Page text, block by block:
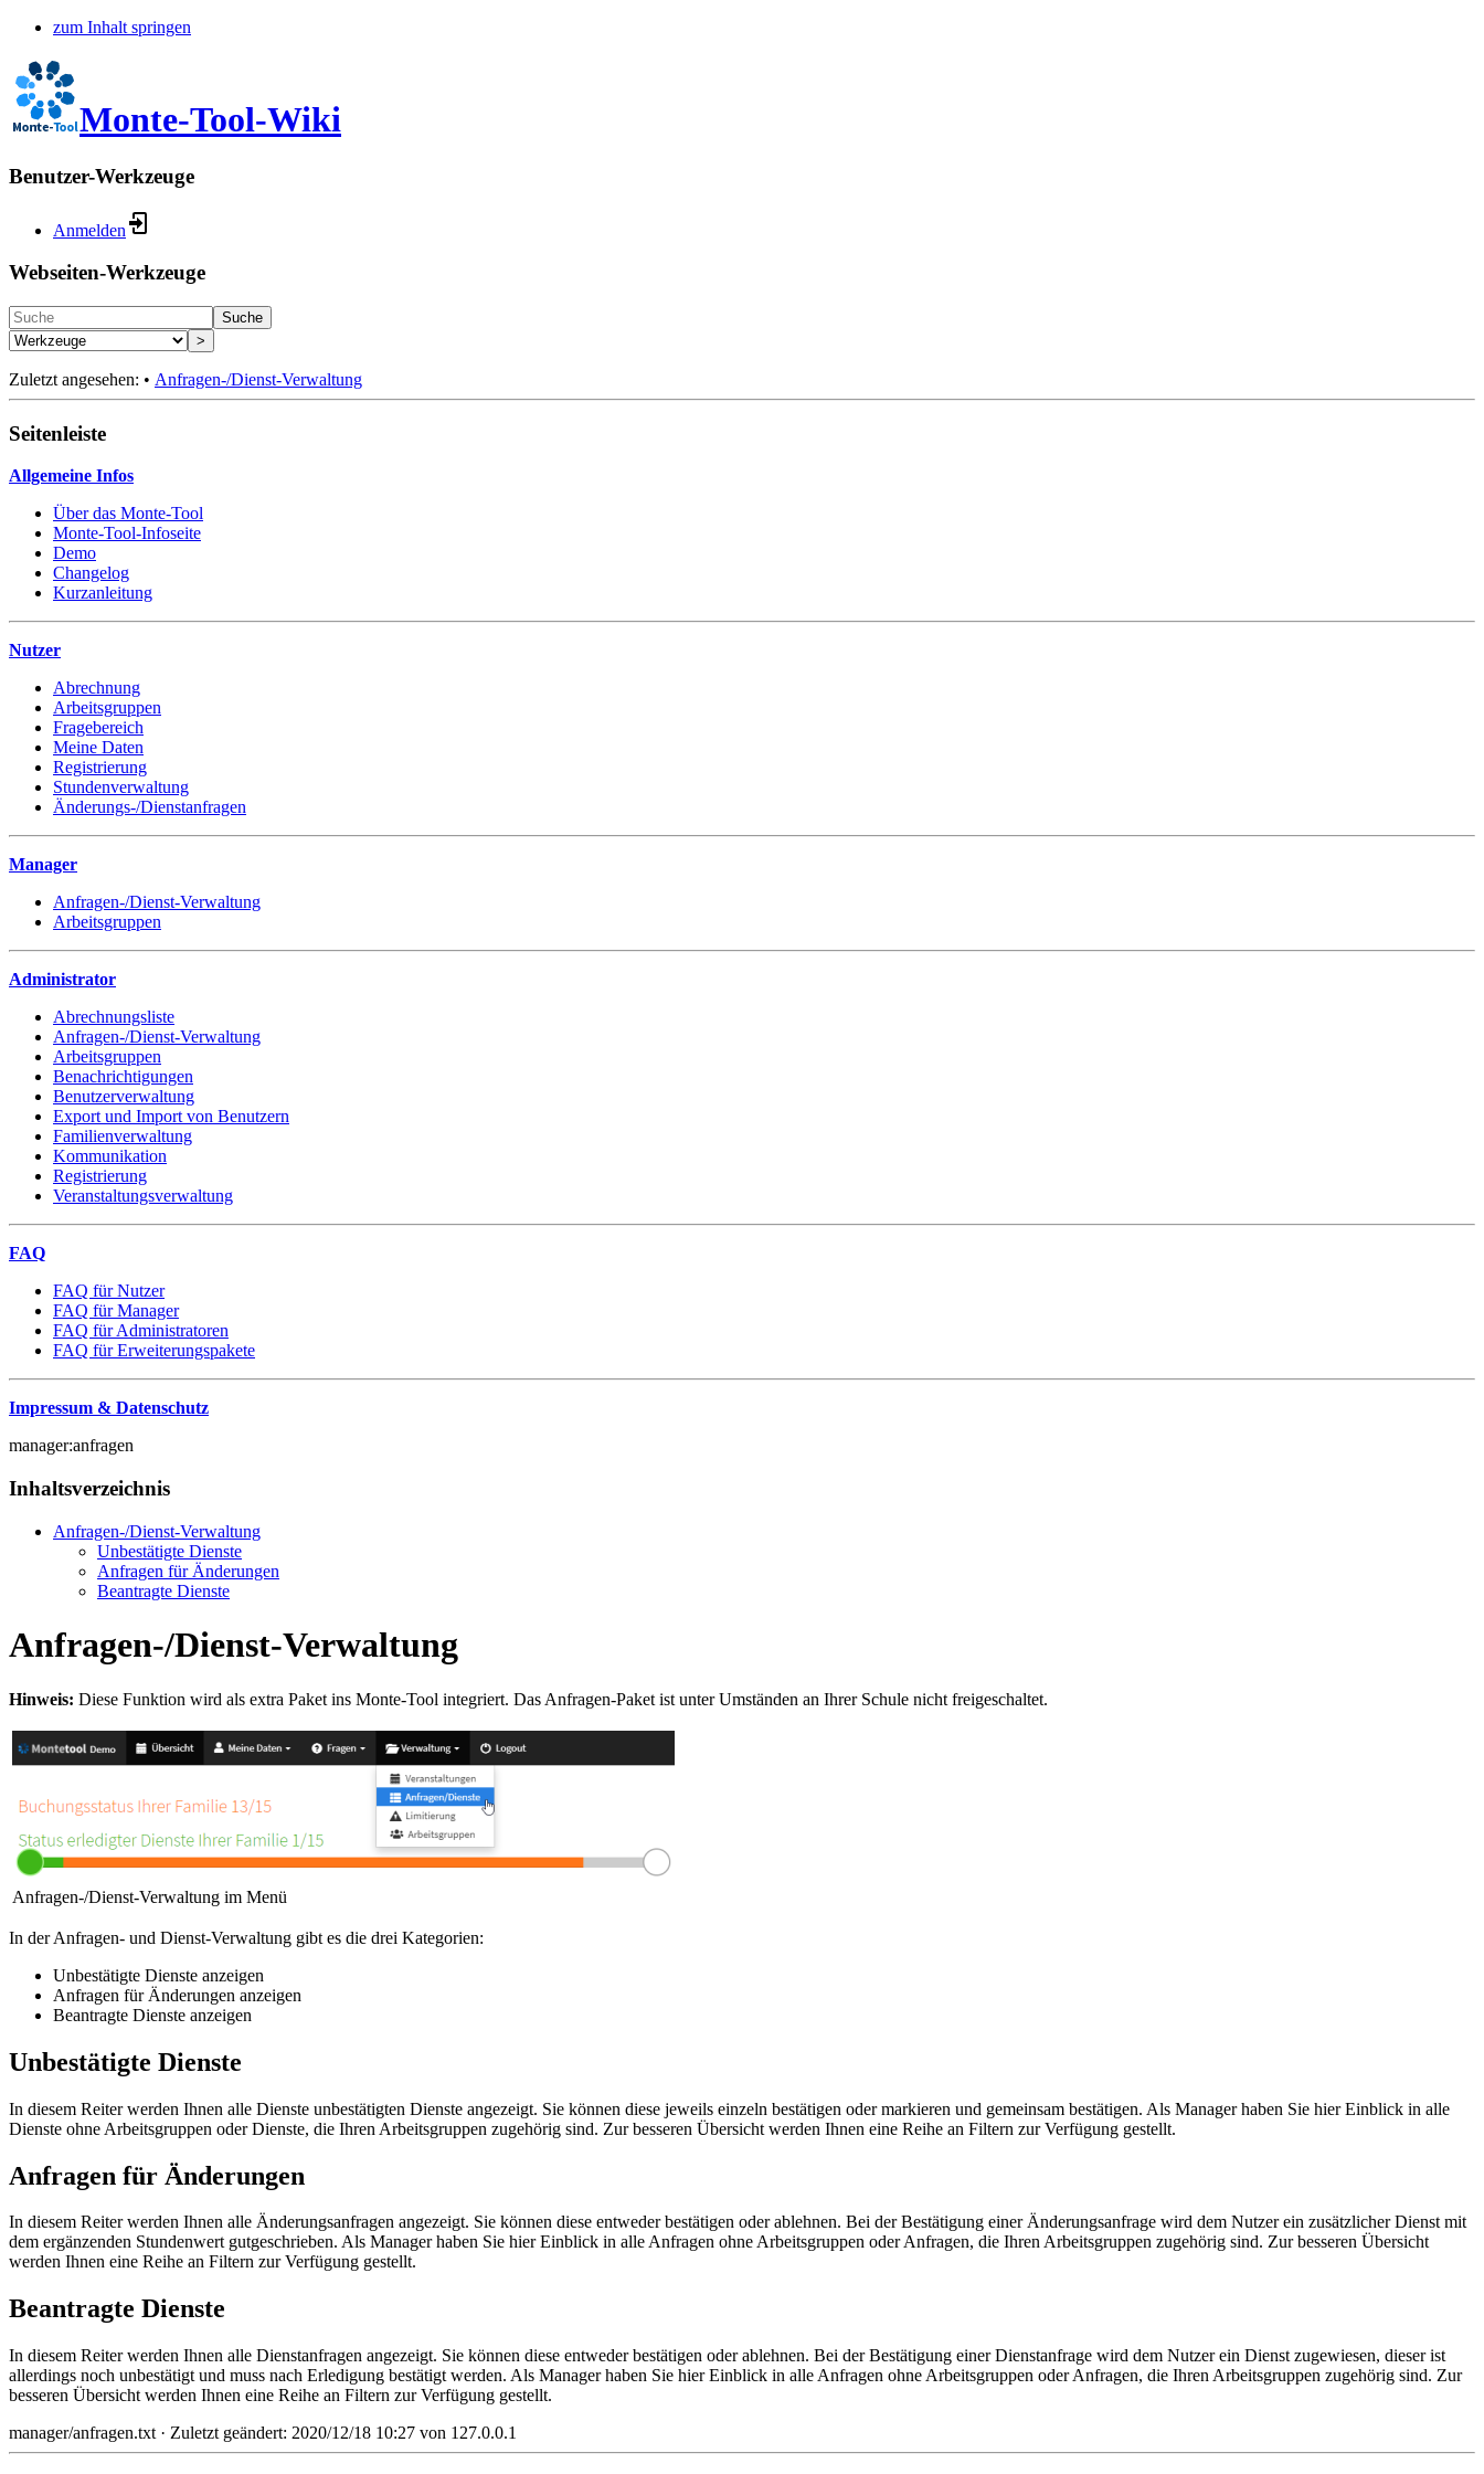
zum Inhalt springen
Monte-Tool-Wiki
Benutzer-Werkzeuge
Anmelden
Webseiten-Werkzeuge
Suche
>
Zuletzt angesehen: • Anfragen-/Dienst-Verwaltung
Seitenleiste
Allgemeine Infos
Über das Monte-Tool
Monte-Tool-Infoseite
Demo
Changelog
Kurzanleitung
Nutzer
Abrechnung
Arbeitsgruppen
Fragebereich
Meine Daten
Registrierung
Stundenverwaltung
Änderungs-/Dienstanfragen
Manager
Anfragen-/Dienst-Verwaltung
Arbeitsgruppen
Administrator
Abrechnungsliste
Anfragen-/Dienst-Verwaltung
Arbeitsgruppen
Benachrichtigungen
Benutzerverwaltung
Export und Import von Benutzern
Familienverwaltung
Kommunikation
Registrierung
Veranstaltungsverwaltung
FAQ
FAQ für Nutzer
FAQ für Manager
FAQ für Administratoren
FAQ für Erweiterungspakete
Impressum & Datenschutz
manager:anfragen
Inhaltsverzeichnis
Anfragen-/Dienst-Verwaltung
Unbestätigte Dienste
Anfragen für Änderungen
Beantragte Dienste
Anfragen-/Dienst-Verwaltung
Hinweis: Diese Funktion wird als extra Paket ins Monte-Tool integriert. Das Anfragen-Paket ist unter Umständen an Ihrer Schule nicht freigeschaltet.
Anfragen-/Dienst-Verwaltung im Menü
In der Anfragen- und Dienst-Verwaltung gibt es die drei Kategorien:
Unbestätigte Dienste anzeigen
Anfragen für Änderungen anzeigen
Beantragte Dienste anzeigen
Unbestätigte Dienste
In diesem Reiter werden Ihnen alle Dienste unbestätigten Dienste angezeigt. Sie können diese jeweils einzeln bestätigen oder markieren und gemeinsam bestätigen. Als Manager haben Sie hier Einblick in alle
Dienste ohne Arbeitsgruppen oder Dienste, die Ihren Arbeitsgruppen zugehörig sind. Zur besseren Übersicht werden Ihnen eine Reihe an Filtern zur Verfügung gestellt.
Anfragen für Änderungen
In diesem Reiter werden Ihnen alle Änderungsanfragen angezeigt. Sie können diese entweder bestätigen oder ablehnen. Bei der Bestätigung einer Änderungsanfrage wird dem Nutzer ein zusätzlicher Dienst mit
dem ergänzenden Stundenwert gutgeschrieben. Als Manager haben Sie hier Einblick in alle Anfragen ohne Arbeitsgruppen oder Anfragen, die Ihren Arbeitsgruppen zugehörig sind. Zur besseren Übersicht
werden Ihnen eine Reihe an Filtern zur Verfügung gestellt.
Beantragte Dienste
In diesem Reiter werden Ihnen alle Dienstanfragen angezeigt. Sie können diese entweder bestätigen oder ablehnen. Bei der Bestätigung einer Dienstanfrage wird dem Nutzer ein Dienst zugewiesen, dieser ist
allerdings noch unbestätigt und muss nach Erledigung bestätigt werden. Als Manager haben Sie hier Einblick in alle Anfragen ohne Arbeitsgruppen oder Anfragen, die Ihren Arbeitsgruppen zugehörig sind. Zur
besseren Übersicht werden Ihnen eine Reihe an Filtern zur Verfügung gestellt.
manager/anfragen.txt · Zuletzt geändert: 2020/12/18 10:27 von 127.0.0.1